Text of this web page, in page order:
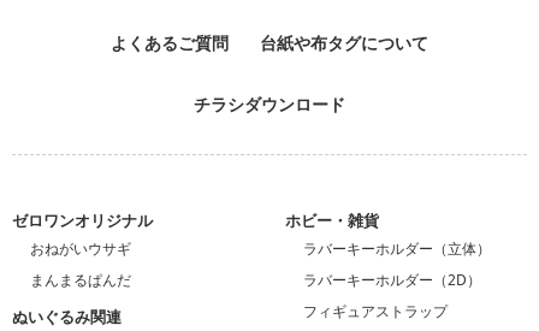
よくあるご質問 台紙や布タグについて
チラシダウンロード
ゼロワンオリジナル
おねがいウサギ
まんまるぱんだ
ぬいぐるみ関連
ホビー・雑貨
ラバーキーホルダー（立体）
ラバーキーホルダー（2D）
フィギュアストラップ